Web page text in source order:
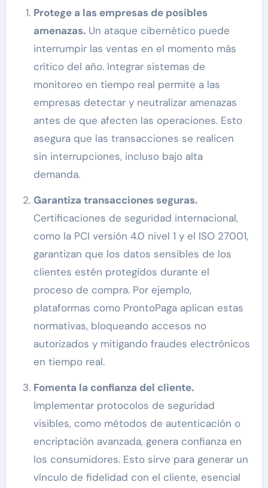
Protege a las empresas de posibles
amenazas.Un ataque cibernético puede
interrumpir las ventas en el momento más
crítico del año. Integrar sistemas de
monitoreo en tiempo real permite a las
empresas detectar y neutralizar amenazas
antes de que afecten las operaciones. Esto
asegura que las transacciones se realicen
sin interrupciones, incluso bajo alta
demanda.
Garantiza transacciones seguras.
Certificaciones de seguridad internacional,
como la PCI versión 4.0 nivel 1 y el ISO 27001,
garantizan que los datos sensibles de los
clientes estén protegidos durante el
proceso de compra. Por ejemplo,
plataformas como ProntoPaga aplican estas
normativas, bloqueando accesos no
autorizados y mitigando fraudes electrónicos
en tiempo real.
Fomenta la confianza del cliente.
Implementar protocolos de seguridad
visibles, como métodos de autenticación o
encriptación avanzada, genera confianza en
los consumidores. Esto sirve para generar un
vínculo de fidelidad con el cliente, esencial